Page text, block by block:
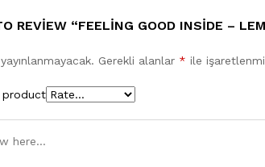
REVIEW “FEELING GOOD INSIDE –
Gerekli alanlar * ile
product